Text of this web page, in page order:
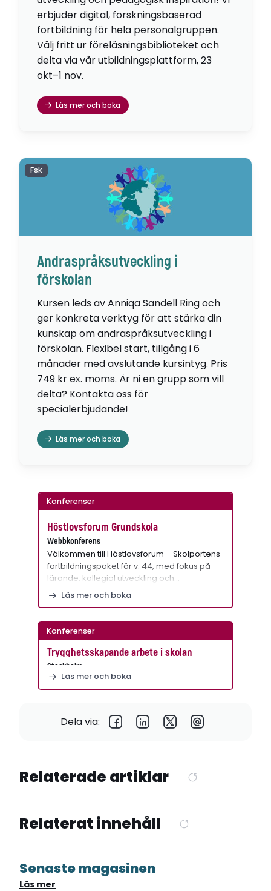
erbjuder digital, forskningsbaserad
fortbildning för hela personalgruppen.
Välj fritt ur föreläsningsbiblioteket och
delta via vår utbildningsplattform, 23
okt–1 nov.
Läs mer och boka
Andraspråksutveckling i
förskolan
Kursen leds av Anniqa Sandell Ring och
ger konkreta verktyg för att stärka din
kunskap om andraspråksutveckling i
förskolan. Flexibel start, tillgång i 6
månader med avslutande kursintyg. Pris
749 kr ex. moms. Är ni en grupp som vill
delta? Kontakta oss för
specialerbjudande!
Läs mer och boka
Fsk
Konferenser
Höstlovsforum Grundskola
Webbkonferens
Välkommen till Höstlovsforum – Skolportens
fortbildningspaket för v. 44, med fokus på
lärande, kollegial utveckling och…
Läs mer och boka
Konferenser
Trygghetsskapande arbete i skolan
Stockholm
Läs mer och boka
Dela via:
Relaterade artiklar
Relaterat innehåll
Senaste magasinen
Läs mer